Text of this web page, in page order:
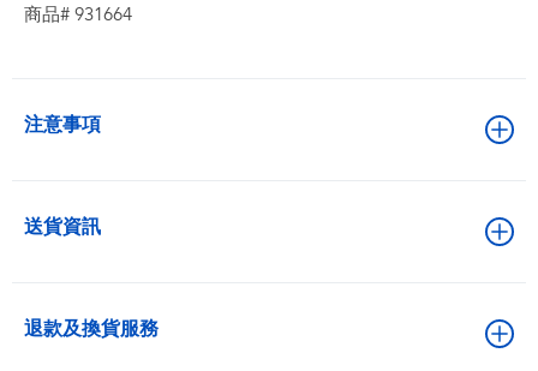
商品# 931664
注意事項
送貨資訊
退款及換貨服務